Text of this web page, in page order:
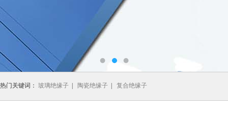
热门关键词： 玻璃绝缘子 陶瓷绝缘子 复合绝缘子